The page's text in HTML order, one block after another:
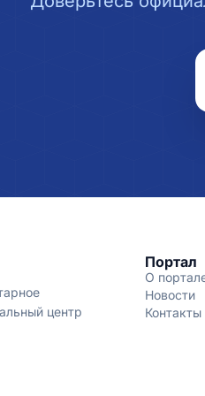
центр
Портал
О
Новости
Контакты